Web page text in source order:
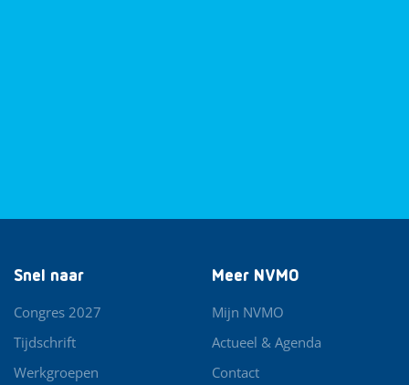
Snel naar
Congres 2027
Tijdschrift
Werkgroepen
Meer NVMO
Mijn NVMO
Actueel & Agenda
Contact